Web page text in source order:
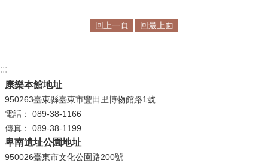
措
施
服
務
服
回上一頁 回最上面
:::
康樂本館地址
950263臺東縣臺東市豐田里博物館路1號
電話： 089-38-1166
傳真： 089-38-1199
卑南遺址公園地址
950026臺東市文化公園路200號